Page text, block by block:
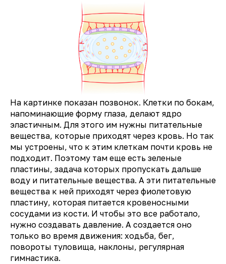
На картинке показан позвонок. Клетки по бокам,
напоминающие форму глаза, делают ядро
эластичным. Для этого им нужны питательные
вещества, которые приходят через кровь. Но так
мы устроены, что к этим клеткам почти кровь не
подходит. Поэтому там еще есть зеленые
пластины, задача которых пропускать дальше
воду и питательные вещества. А эти питательные
вещества к ней приходят через фиолетовую
пластину, которая питается кровеносными
сосудами из кости. И чтобы это все работало,
нужно создавать давление. А создается оно
только во время движения: ходьба, бег,
повороты туловища, наклоны, регулярная
гимнастика.